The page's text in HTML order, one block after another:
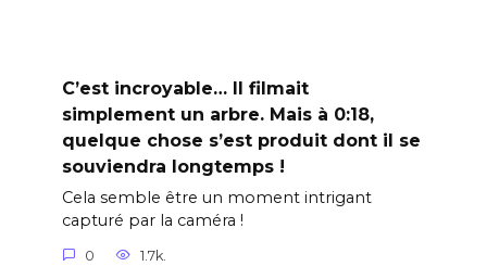
C’est incroyable… Il filmait
simplement un arbre. Mais à 0:18,
quelque chose s’est produit dont il se
souviendra longtemps !
Cela semble être un moment intrigant
capturé par la caméra !
0 1.7k.